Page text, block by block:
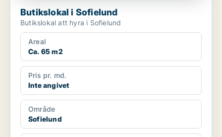
Butikslokal i Sofielund
Butikslokal att hyra i Sofielund
Areal
Ca. 65 m2
Pris pr. md.
Inte angivet
Område
Sofielund